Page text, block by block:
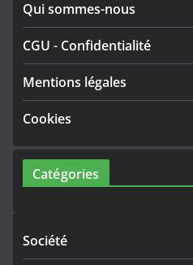
Qui sommes-nous
CGU - Confidentialité
Mentions légales
Cookies
Catégories
Société